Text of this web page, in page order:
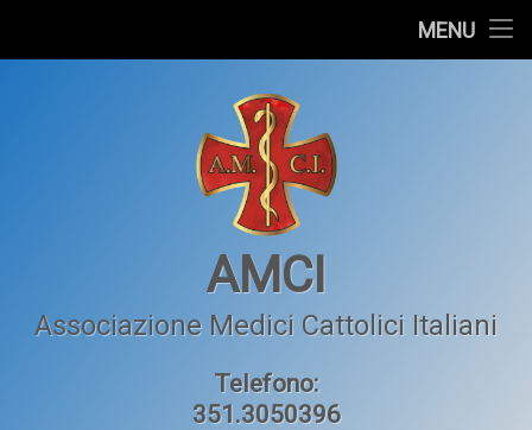
MENU
AMCI
Associazione Medici Cattolici Italiani
Telefono:
351.3050396